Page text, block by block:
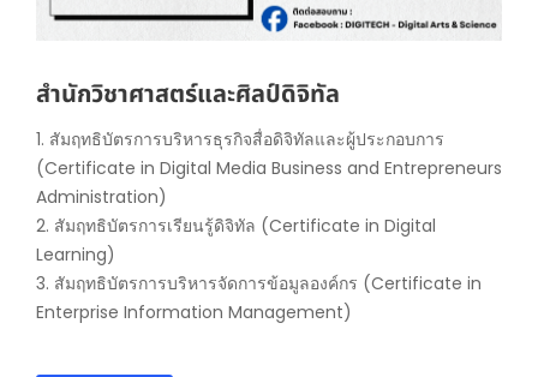
สำนักวิชาศาสตร์และศิลป์ดิจิทัล
1. สัมฤทธิบัตรการบริหารธุรกิจสื่อดิจิทัลและผู้ประกอบการ
(Certificate in Digital Media Business and Entrepreneurs
Administration)
2. สัมฤทธิบัตรการเรียนรู้ดิจิทัล (Certificate in Digital
Learning)
3. สัมฤทธิบัตรการบริหารจัดการข้อมูลองค์กร (Certificate in
Enterprise Information Management)